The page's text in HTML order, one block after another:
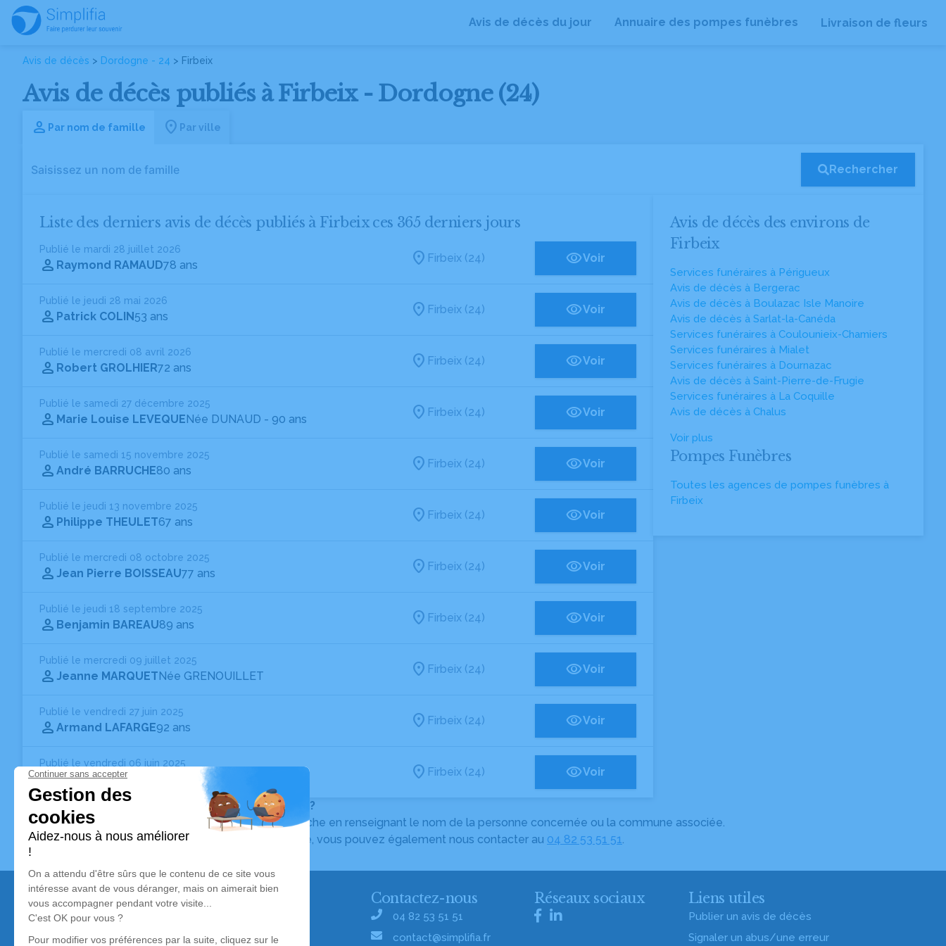
Avis de décès du jour Annuaire des pompes funèbres Livraison de fleurs
Avis de décès > Dordogne - 24 > Firbeix
Avis de décès publiés à Firbeix - Dordogne (24)
Par nom de famille Par ville
Rechercher
Liste des derniers avis de décès publiés à Firbeix ces 365 derniers jours
Publié le mardi 28 juillet 2026
Raymond RAMAUD78 ans
Firbeix (24) Voir
Publié le jeudi 28 mai 2026
Patrick COLIN53 ans
Firbeix (24) Voir
Publié le mercredi 08 avril 2026
Robert GROLHIER72 ans
Firbeix (24) Voir
Publié le samedi 27 décembre 2025
Marie Louise LEVEQUENée DUNAUD - 90 ans
Firbeix (24) Voir
Publié le samedi 15 novembre 2025
André BARRUCHE80 ans
Firbeix (24) Voir
Publié le jeudi 13 novembre 2025
Philippe THEULET67 ans
Firbeix (24) Voir
Publié le mercredi 08 octobre 2025
Jean Pierre BOISSEAU77 ans
Firbeix (24) Voir
Publié le jeudi 18 septembre 2025
Benjamin BAREAU89 ans
Firbeix (24) Voir
Publié le mercredi 09 juillet 2025
Jeanne MARQUETNée GRENOUILLET
Firbeix (24) Voir
Publié le vendredi 27 juin 2025
Armand LAFARGE92 ans
Firbeix (24) Voir
Publié le vendredi 06 juin 2025
Bernard LEVEQUE
Firbeix (24) Voir
Avis de décès des environs de
Firbeix
Services funéraires à Périgueux
Avis de décès à Bergerac
Avis de décès à Boulazac Isle Manoire
Avis de décès à Sarlat-la-Canéda
Services funéraires à Coulounieix-Chamiers
Services funéraires à Mialet
Services funéraires à Dournazac
Avis de décès à Saint-Pierre-de-Frugie
Services funéraires à La Coquille
Avis de décès à Chalus
Voir plus
Pompes Funèbres
Toutes les agences de pompes funèbres à
Firbeix
Vous ne trouvez pas l’avis de décès recherché ?
Pour affiner votre recherche, utilisez la barre de recherche en renseignant le nom de la personne concernée ou la commune associée.
Pour toute question relative au fonctionnement du site, vous pouvez également nous contacter au 04 82 53 51 51.
Nos services
Avis de décès
Liste des familles
Contactez-nous
04 82 53 51 51
contact@simplifia.fr
Réseaux sociaux Liens utiles
Publier un avis de décès
Signaler un abus/une erreur